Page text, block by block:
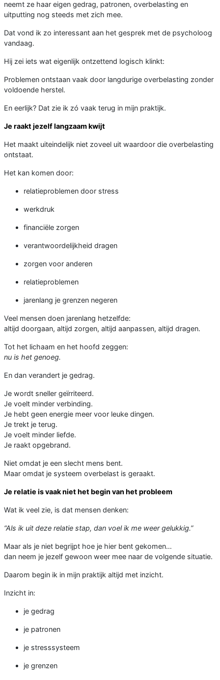
neemt ze haar eigen gedrag, patronen, overbelasting en
uitputting nog steeds met zich mee.
Dat vond ik zo interessant aan het gesprek met de psycholoog
vandaag.
Hij zei iets wat eigenlijk ontzettend logisch klinkt:
Problemen ontstaan vaak door langdurige overbelasting zonder
voldoende herstel.
En eerlijk? Dat zie ik zó vaak terug in mijn praktijk.
Je raakt jezelf langzaam kwijt
Het maakt uiteindelijk niet zoveel uit waardoor die overbelasting
ontstaat.
Het kan komen door:
relatieproblemen door stress
werkdruk
financiële zorgen
verantwoordelijkheid dragen
zorgen voor anderen
relatieproblemen
jarenlang je grenzen negeren
Veel mensen doen jarenlang hetzelfde:
altijd doorgaan, altijd zorgen, altijd aanpassen, altijd dragen.
Tot het lichaam en het hoofd zeggen:
nu is het genoeg.
En dan verandert je gedrag.
Je wordt sneller geïrriteerd.
Je voelt minder verbinding.
Je hebt geen energie meer voor leuke dingen.
Je trekt je terug.
Je voelt minder liefde.
Je raakt opgebrand.
Niet omdat je een slecht mens bent.
Maar omdat je systeem overbelast is geraakt.
Je relatie is vaak niet het begin van het probleem
Wat ik veel zie, is dat mensen denken:
“Als ik uit deze relatie stap, dan voel ik me weer gelukkig.”
Maar als je niet begrijpt hoe je hier bent gekomen…
dan neem je jezelf gewoon weer mee naar de volgende situatie.
Daarom begin ik in mijn praktijk altijd met inzicht.
Inzicht in:
je gedrag
je patronen
je stresssysteem
je grenzen